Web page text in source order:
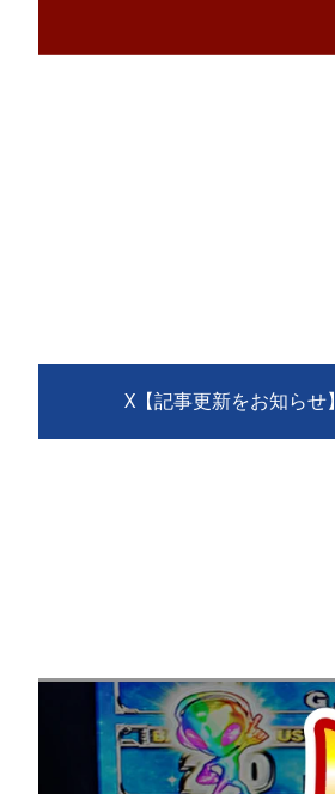
X【記事更新をお知らせ】